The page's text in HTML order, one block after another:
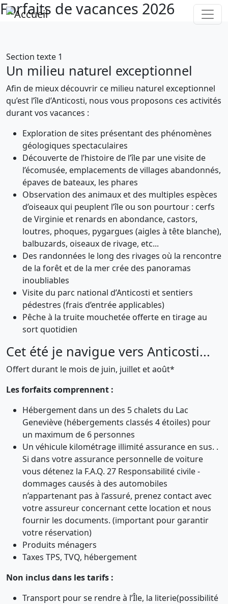
Aller au contenu principal
Forfaits de vacances 2026
Section texte 1
Un milieu naturel exceptionnel
Afin de mieux découvrir ce milieu naturel exceptionnel
qu’est l’île d’Anticosti, nous vous proposons ces activités
durant vos vacances :
Exploration de sites présentant des phénomènes
géologiques spectaculaires
Découverte de l’histoire de l’île par une visite de
l’écomusée, emplacements de villages abandonnés,
épaves de bateaux, les phares
Observation des animaux et des multiples espèces
d’oiseaux qui peuplent l’île ou son pourtour : cerfs
de Virginie et renards en abondance, castors,
loutres, phoques, pygargues (aigles à tête blanche),
balbuzards, oiseaux de rivage, etc...
Des randonnées le long des rivages où la rencontre
de la forêt et de la mer crée des panoramas
inoubliables
Visite du parc national d’Anticosti et sentiers
pédestres (frais d’entrée applicables)
Pêche à la truite mouchetée offerte en tirage au
sort quotidien
Cet été je navigue vers Anticosti...
Offert durant le mois de juin, juillet et août*
Les forfaits comprennent :
Hébergement dans un des 5 chalets du Lac
Geneviève (hébergements classés 4 étoiles) pour
un maximum de 6 personnes
Un véhicule kilométrage illimité assurance en sus. .
Si dans votre assurance personnelle de voiture
vous détenez la F.A.Q. 27 Responsabilité civile -
dommages causés à des automobiles
n’appartenant pas à l’assuré, prenez contact avec
votre assureur concernant cette location et nous
fournir les documents. (important pour garantir
votre réservation)
Produits ménagers
Taxes TPS, TVQ, hébergement
Non inclus dans les tarifs :
Transport pour se rendre à l’Île, la literie(possibilité